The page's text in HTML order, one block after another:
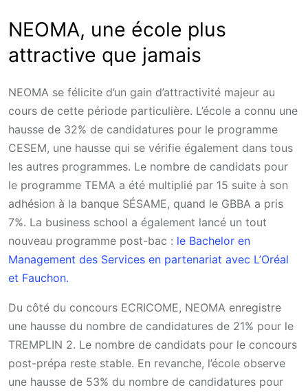
NEOMA, une école plus
attractive que jamais
NEOMA se félicite d’un gain d’attractivité majeur au
cours de cette période particulière. L’école a connu une
hausse de 32% de candidatures pour le programme
CESEM, une hausse qui se vérifie également dans tous
les autres programmes. Le nombre de candidats pour
le programme TEMA a été multiplié par 15 suite à son
adhésion à la banque SÉSAME, quand le GBBA a pris
7%. La business school a également lancé un tout
nouveau programme post-bac : le Bachelor en
Management des Services en partenariat avec L’Oréal
et Fauchon.
Du côté du concours ECRICOME, NEOMA enregistre
une hausse du nombre de candidatures de 21% pour le
TREMPLIN 2. Le nombre de candidats pour le concours
post-prépa reste stable. En revanche, l’école observe
une hausse de 53% du nombre de candidatures pour